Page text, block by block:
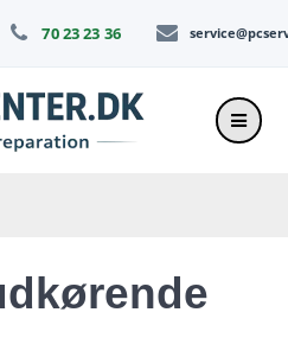
to
70 23 23 36